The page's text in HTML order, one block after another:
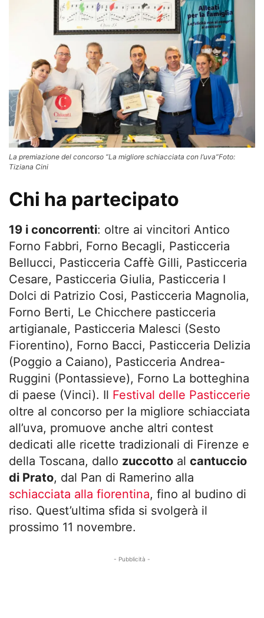
La premiazione del concorso “La migliore schiacciata con l’uva”Foto:
Tiziana Cini
Chi ha partecipato
19 i concorrenti: oltre ai vincitori Antico
Forno Fabbri, Forno Becagli, Pasticceria
Bellucci, Pasticceria Caffè Gilli, Pasticceria
Cesare, Pasticceria Giulia, Pasticceria I
Dolci di Patrizio Cosi, Pasticceria Magnolia,
Forno Berti, Le Chicchere pasticceria
artigianale, Pasticceria Malesci (Sesto
Fiorentino), Forno Bacci, Pasticceria Delizia
(Poggio a Caiano), Pasticceria Andrea-
Ruggini (Pontassieve), Forno La botteghina
di paese (Vinci). Il Festival delle Pasticcerie
oltre al concorso per la migliore schiacciata
all’uva, promuove anche altri contest
dedicati alle ricette tradizionali di Firenze e
della Toscana, dallo zuccotto al cantuccio
di Prato, dal Pan di Ramerino alla
schiacciata alla fiorentina, fino al budino di
riso. Quest’ultima sfida si svolgerà il
prossimo 11 novembre.
- Pubblicità -